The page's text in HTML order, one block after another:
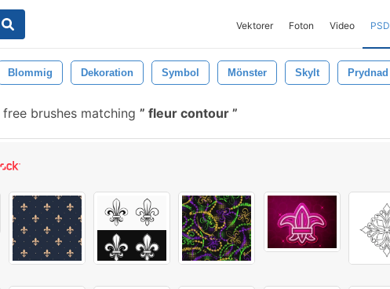
Vektorer Foton Video PSD
Blommig Dekoration Symbol Mönster Skylt Prydnad
free brushes matching fleur contour